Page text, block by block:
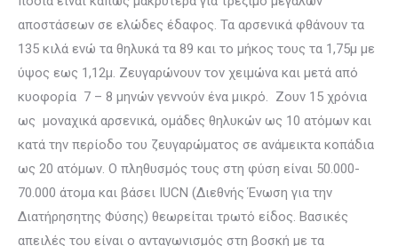
αποστάσεων σε ελώδες έδαφος. Τα αρσενικά φθάνουν τα
135 κιλά ενώ τα θηλυκά τα 89 και το μήκος τους τα 1,75μ με
ύψος εως 1,12μ. Ζευγαρώνουν τον χειμώνα και μετά από
κυοφορία 7 – 8 μηνών γεννούν ένα μικρό. Ζουν 15 χρόνια
ως μοναχικά αρσενικά, ομάδες θηλυκών ως 10 ατόμων και
κατά την περίοδο του ζευγαρώματος σε ανάμεικτα κοπάδια
ως 20 ατόμων. Ο πληθυσμός τους στη φύση είναι 50.000-
70.000 άτομα και βάσει IUCN (Διεθνής Ένωση για την
Διατήρησητης Φύσης) θεωρείται τρωτό είδος. Βασικές
απειλές του είναι ο ανταγωνισμός στη βοσκή με τα